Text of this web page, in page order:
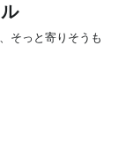
そっと寄りそうも